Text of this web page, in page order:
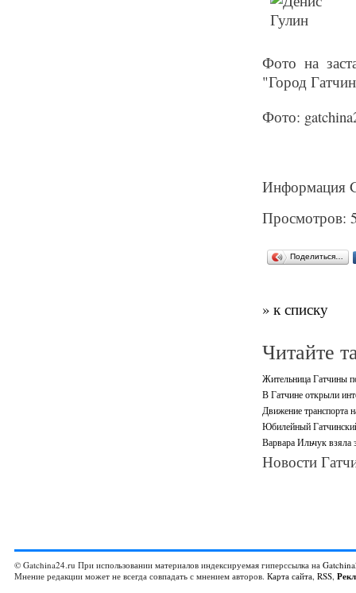
Фото на
"Город
Фото:
Информация
Просмотров:
Поделиться…
» к списку
Читайте
Жительница Гатчины
В Гатчине открыли
Движение транспорта
Юбилейный
Варвара Ильчук взяла
Новости
© Gatchina24.ru При использовании материалов индексируемая гиперссылка на
Мнение редакции может не всегда совпадать с мнением авторов. Карта сайта, RSS,